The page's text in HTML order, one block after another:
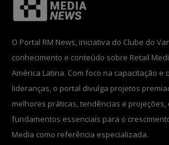
O Portal RM News, iniciativa do Clube do
conhecimento e conteúdo sobre Retail
América Latina. Com foco na capacitação e
lideranças, o portal divulga projetos
melhores práticas, tendências e
fundamentos essenciais para o
Media como referência especializada.